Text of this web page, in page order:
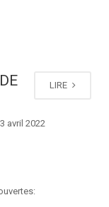
LIRE
avril 2022